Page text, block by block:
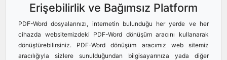
Erişebilirlik ve Bağımsız Platform
PDF-Word dosyalarınızı, internetin bulunduğu her yerde ve her
cihazda websitemizdeki PDF-Word dönüşüm aracını kullanarak
dönüştürebilirsiniz. PDF-Word dönüşüm aracımız web sitemiz
aracılığıyla sizlere sunulduğundan bilgisayarınıza yada diğer